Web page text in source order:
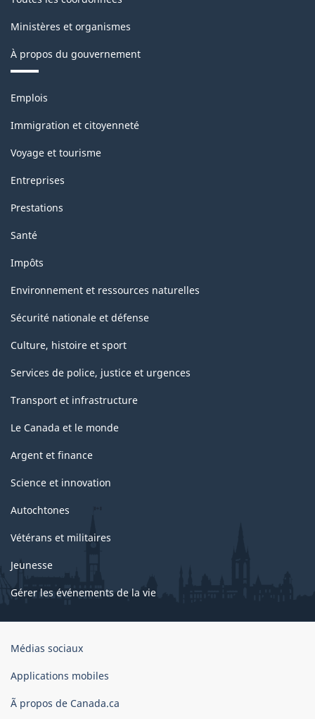
-
Structure
la
classification
Ministères et organismes
À propos du gouvernement
Thèmes
sujets
Emplois
Immigration et citoyenneté
Voyage et tourisme
Entreprises
Prestations
Santé
Impôts
Environnement et ressources naturelles
Sécurité nationale et défense
Culture, histoire et sport
Services de police, justice et urgences
Transport et infrastructure
Le Canada et le monde
Argent et finance
Science et innovation
Autochtones
Vétérans et militaires
Jeunesse
Gérer les événements de la vie
Organisation
gouvernement
Canada
Médias sociaux
Applications mobiles
Ã propos de Canada.ca